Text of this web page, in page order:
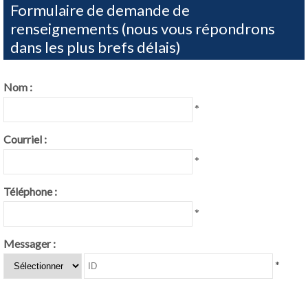
Formulaire de demande de
renseignements (nous vous répondrons
dans les plus brefs délais)
Nom :
*
Courriel :
*
Téléphone :
*
Messager :
*